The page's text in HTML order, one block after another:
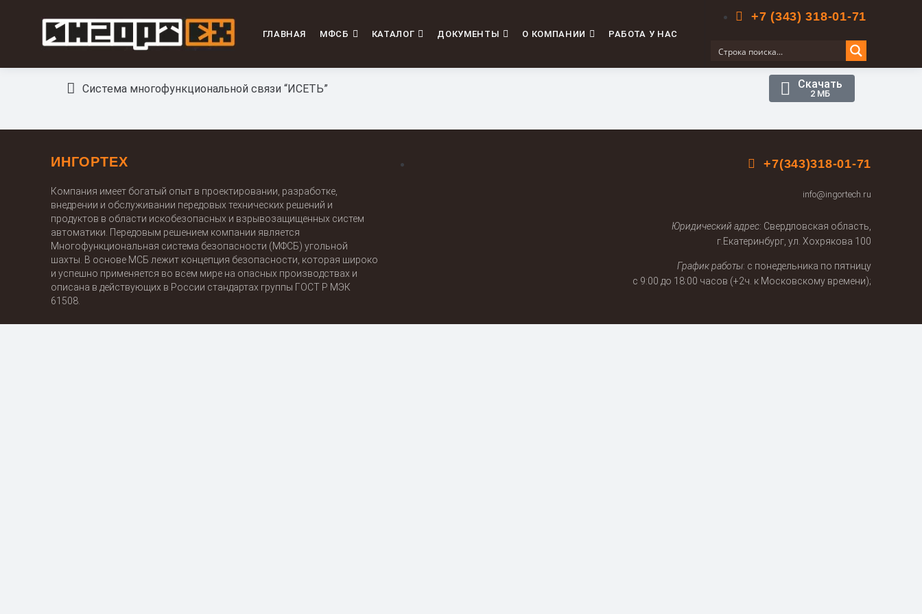
ГЛАВНАЯ МФСБ КАТАЛОГ ДОКУМЕНТЫ О КОМПАНИИ РАБОТА У НАС
+7 (343) 318-01-71
Система многофункциональной связи “ИСЕТЬ” Скачать
2 МБ
ИНГОРТЕХ
Компания имеет богатый опыт в проектировании, разработке,
внедрении и обслуживании передовых технических решений и
продуктов в области искобезопасных и взрывозащищенных систем
автоматики. Передовым решением компании является
Многофункциональная система безопасности (МФСБ) угольной
шахты. В основе МСБ лежит концепция безопасности, которая широко
и успешно применяется во всем мире на опасных производствах и
описана в действующих в России стандартах группы ГОСТ Р МЭК
61508.
+7(343)318-01-71
info@ingortech.ru
Юридический адрес: Свердловская область,
г.Екатеринбург, ул. Хохрякова 100
График работы: с понедельника по пятницу
с 9:00 до 18:00 часов (+2ч. к Московскому времени);
Поиск по сайту